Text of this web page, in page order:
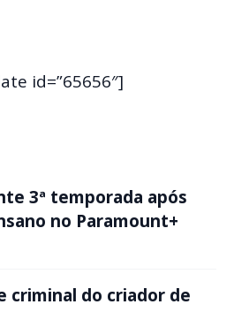
id=”65656″]
3ª temporada após
no Paramount+
criminal do criador de